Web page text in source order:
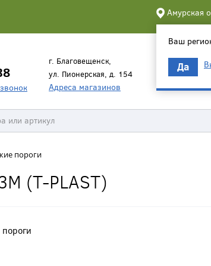
Амурская
Ваш
Да
г. Благовещенск,
ул. Пионерская, д. 154
Адреса магазинов
пороги
(T-PLAST)